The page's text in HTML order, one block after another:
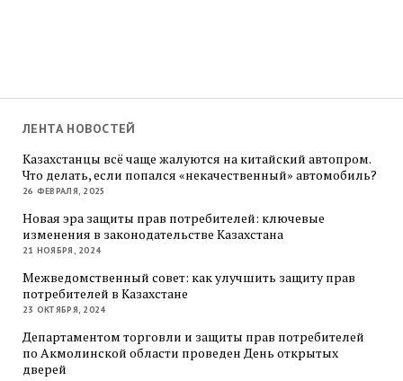
ЛЕНТА НОВОСТЕЙ
Казахстанцы всё чаще жалуются на китайский автопром.
Что делать, если попался «некачественный» автомобиль?
26 ФЕВРАЛЯ, 2025
Новая эра защиты прав потребителей: ключевые
изменения в законодательстве Казахстана
21 НОЯБРЯ, 2024
Межведомственный совет: как улучшить защиту прав
потребителей в Казахстане
23 ОКТЯБРЯ, 2024
Департаментом торговли и защиты прав потребителей
по Акмолинской области проведен День открытых
дверей